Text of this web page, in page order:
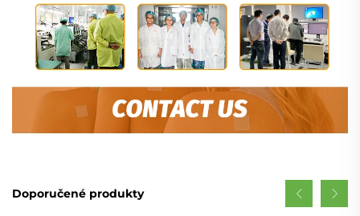
Doporučené produkty